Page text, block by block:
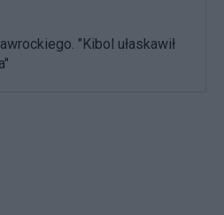
"Kibol ułaskawił